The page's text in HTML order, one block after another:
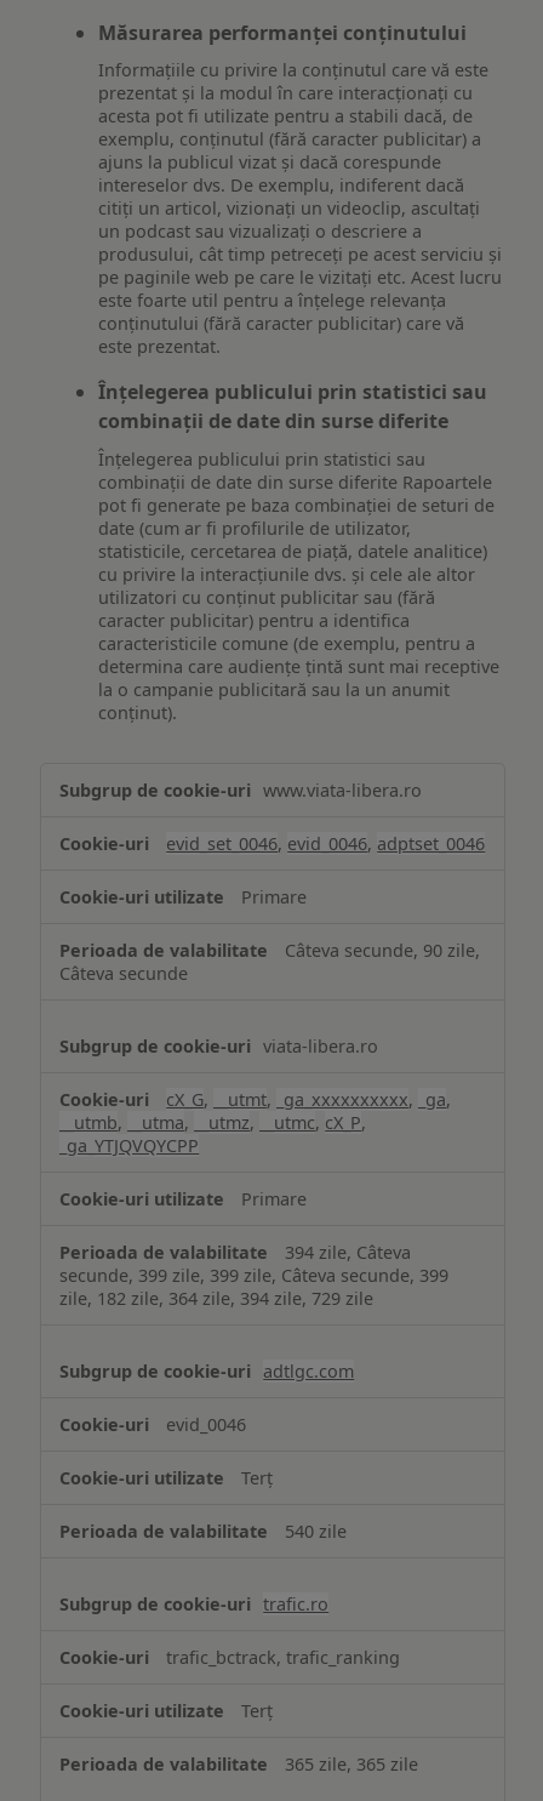
Măsurarea performanței conținutului
Informațiile cu privire la conținutul care vă este
prezentat și la modul în care interacționați cu
acesta pot fi utilizate pentru a stabili dacă, de
exemplu, conținutul (fără caracter publicitar) a
ajuns la publicul vizat și dacă corespunde
intereselor dvs. De exemplu, indiferent dacă
citiți un articol, vizionați un videoclip, ascultați
un podcast sau vizualizați o descriere a
produsului, cât timp petreceți pe acest serviciu și
pe paginile web pe care le vizitați etc. Acest lucru
este foarte util pentru a înțelege relevanța
conținutului (fără caracter publicitar) care vă
este prezentat.
Înțelegerea publicului prin statistici sau
combinații de date din surse diferite
Înțelegerea publicului prin statistici sau
combinații de date din surse diferite Rapoartele
pot fi generate pe baza combinației de seturi de
date (cum ar fi profilurile de utilizator,
statisticile, cercetarea de piață, datele analitice)
cu privire la interacțiunile dvs. și cele ale altor
utilizatori cu conținut publicitar sau (fără
caracter publicitar) pentru a identifica
caracteristicile comune (de exemplu, pentru a
determina care audiențe țintă sunt mai receptive
la o campanie publicitară sau la un anumit
conținut).
www.viata-libera.ro
evid_set_0046, evid_0046, adptset_0046
Primare
Câteva secunde, 90 zile,
Câteva secunde
viata-libera.ro
cX_G, __utmt, _ga_xxxxxxxxxx, _ga,
__utmb, __utma, __utmz, __utmc, cX_P,
_ga_YTJQVQYCPP
Primare
394 zile, Câteva
secunde, 399 zile, 399 zile, Câteva secunde, 399
zile, 182 zile, 364 zile, 394 zile, 729 zile
adtlgc.com
evid_0046
Terț
540 zile
trafic.ro
trafic_bctrack, trafic_ranking
Terț
365 zile, 365 zile